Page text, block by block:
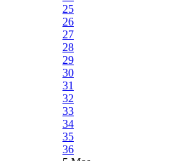
25
26
27
28
29
30
31
32
33
34
35
36